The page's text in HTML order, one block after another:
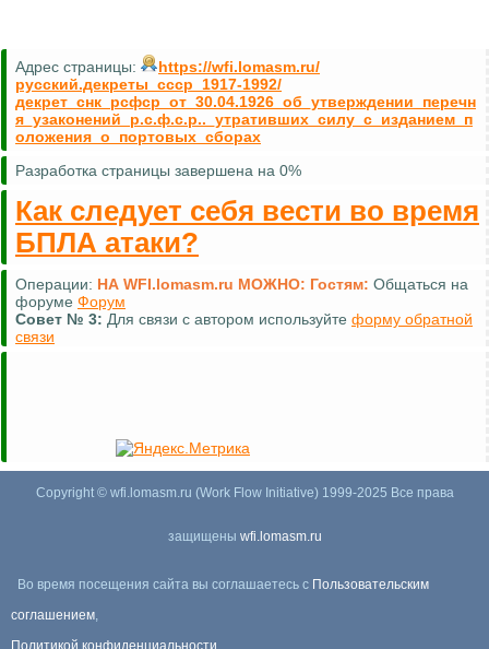
Адрес страницы:
https://wfi.lomasm.ru/
русский.декреты_ссср_1917-1992/
декрет_снк_рсфср_от_30.04.1926_об_утверждении_перечн
я_узаконений_р.с.ф.с.р.._утративших_силу_с_изданием_п
оложения_о_портовых_сборах
Разработка страницы завершена на 0%
Как следует себя вести во время
БПЛА атаки?
Операции: НА WFI.lomasm.ru МОЖНО: Гостям: Общаться на
форуме Форум
Совет № 3: Для связи с автором используйте форму обратной
связи
Copyright © wfi.lomasm.ru (Work Flow Initiative) 1999-2025 Все права
защищены wfi.lomasm.ru
Во время посещения сайта вы соглашаетесь с Пользовательским
соглашением,